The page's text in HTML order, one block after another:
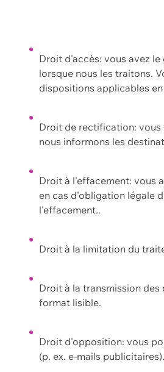
Droit d'accès: vous avez
lorsque nous les traitons.
dispositions applicables
Droit de rectification: vous
nous informons les
Droit à l'effacement: vous
en cas d'obligation légale
l'effacement..
Droit à la limitation du
Droit à la transmission
format lisible.
Droit d'opposition: vous
(p. ex. e-mails publicitaires).